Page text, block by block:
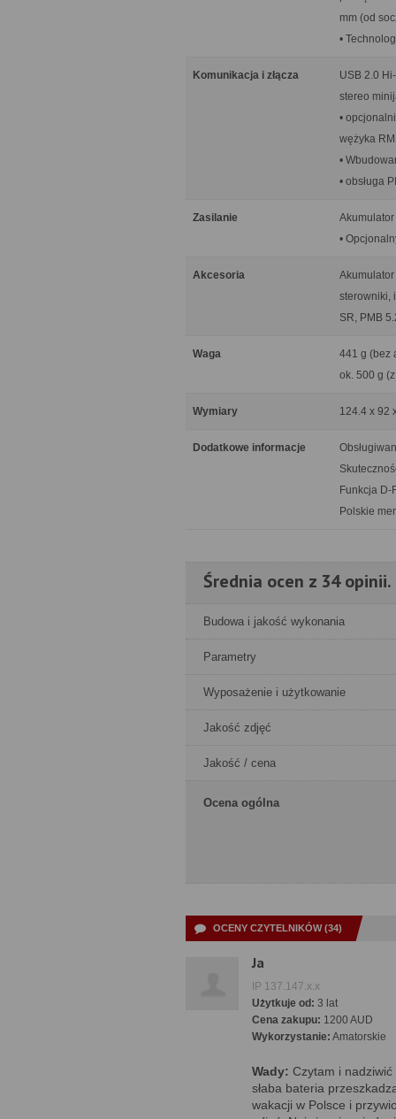
mm (od
•
Komunikacja i złącza
USB 2.0
stereo
•
wężyka
•
• obsługa
Zasilanie
•
Akcesoria
sterowniki,
SR, PMB
Waga
441 g (bez
ok. 500 g
Wymiary 124.4 x 92
Dodatkowe informacje
Funkcja D-
Polskie
Średnia ocen z 34 opinii.
Budowa i jakość wykonania
Parametry
Wyposażenie i użytkowanie
Jakość zdjęć
Jakość / cena
Ocena ogólna
OCENY CZYTELNIKÓW (34)
Ja
IP 137.147.x.x
Użytkuje od: 3 lat
Cena zakupu: 1200 AUD
Wykorzystanie: Amatorskie
Wady: Czytam i
słaba bateria
wakacji w Polsce i